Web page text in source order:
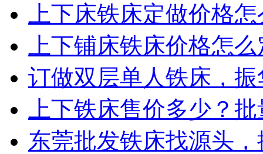
上下床铁床定做价格
上下铺床铁床价格怎
订做双层单人铁床，
上下铁床售价多少？
东莞批发铁床找源头